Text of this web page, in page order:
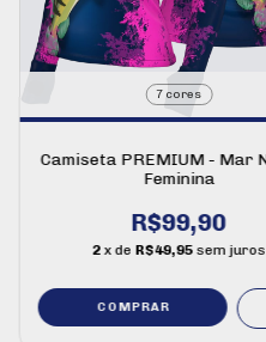
7 cores
Camiseta PREMIUM - Mar
Feminina
R$99,90
2 x de R$49,95 sem juros
COMPRAR